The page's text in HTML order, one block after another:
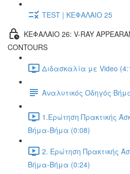
TEST | ΚΕΦΑΛΑΙΟ 25
ΚΕΦΑΛΑΙΟ 26: V-RAY
CONTOURS
Διδασκαλία με Video
Αναλυτικός Οδηγός
1.Ερώτηση Πρακτικής
Βήμα-Βήμα (0:08)
2. Ερώτηση Πρακτικής
Βήμα-Βήμα (0:24)